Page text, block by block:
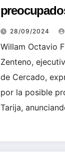
meningitis
28/09/2024
Willam Octavio
Zenteno,
de Cercado,
por la posible
Tarija,